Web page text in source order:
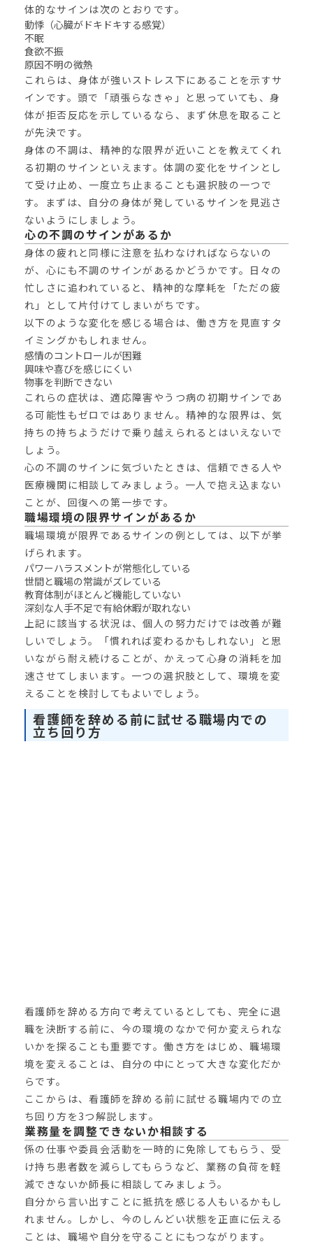
体的なサインは次のとおりです。
動悸（心臓がドキドキする感覚）
不眠
食欲不振
原因不明の微熱
これらは、身体が強いストレス下にあることを示すサ
インです。頭で「頑張らなきゃ」と思っていても、身
体が拒否反応を示しているなら、まず休息を取ること
が先決です。
身体の不調は、精神的な限界が近いことを教えてくれ
る初期のサインといえます。体調の変化をサインとし
て受け止め、一度立ち止まることも選択肢の一つで
す。まずは、自分の身体が発しているサインを見逃さ
ないようにしましょう。
心の不調のサインがあるか
身体の疲れと同様に注意を払わなければならないの
が、心にも不調のサインがあるかどうかです。日々の
忙しさに追われていると、精神的な摩耗を「ただの疲
れ」として片付けてしまいがちです。
以下のような変化を感じる場合は、働き方を見直すタ
イミングかもしれません。
感情のコントロールが困難
興味や喜びを感じにくい
物事を判断できない
これらの症状は、適応障害やうつ病の初期サインであ
る可能性もゼロではありません。精神的な限界は、気
持ちの持ちようだけで乗り越えられるとはいえないで
しょう。
心の不調のサインに気づいたときは、信頼できる人や
医療機関に相談してみましょう。一人で抱え込まない
ことが、回復への第一歩です。
職場環境の限界サインがあるか
職場環境が限界であるサインの例としては、以下が挙
げられます。
パワーハラスメントが常態化している
世間と職場の常識がズレている
教育体制がほとんど機能していない
深刻な人手不足で有給休暇が取れない
上記に該当する状況は、個人の努力だけでは改善が難
しいでしょう。「慣れれば変わるかもしれない」と思
いながら耐え続けることが、かえって心身の消耗を加
速させてしまいます。一つの選択肢として、環境を変
えることを検討してもよいでしょう。
看護師を辞める前に試せる職場内での
立ち回り方
看護師を辞める方向で考えているとしても、完全に退
職を決断する前に、今の環境のなかで何か変えられな
いかを探ることも重要です。働き方をはじめ、職場環
境を変えることは、自分の中にとって大きな変化だか
らです。
ここからは、看護師を辞める前に試せる職場内での立
ち回り方を3つ解説します。
業務量を調整できないか相談する
係の仕事や委員会活動を一時的に免除してもらう、受
け持ち患者数を減らしてもらうなど、業務の負荷を軽
減できないか師長に相談してみましょう。
自分から言い出すことに抵抗を感じる人もいるかもし
れません。しかし、今のしんどい状態を正直に伝える
ことは、職場や自分を守ることにもつながります。